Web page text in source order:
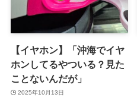
【イヤホン】「沖海でイヤ
ホンしてるやついる？見た
ことないんだが」
2025年10月13日